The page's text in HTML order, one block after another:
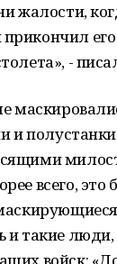
жалости,
его
-
и
всего, это
и такие люди,